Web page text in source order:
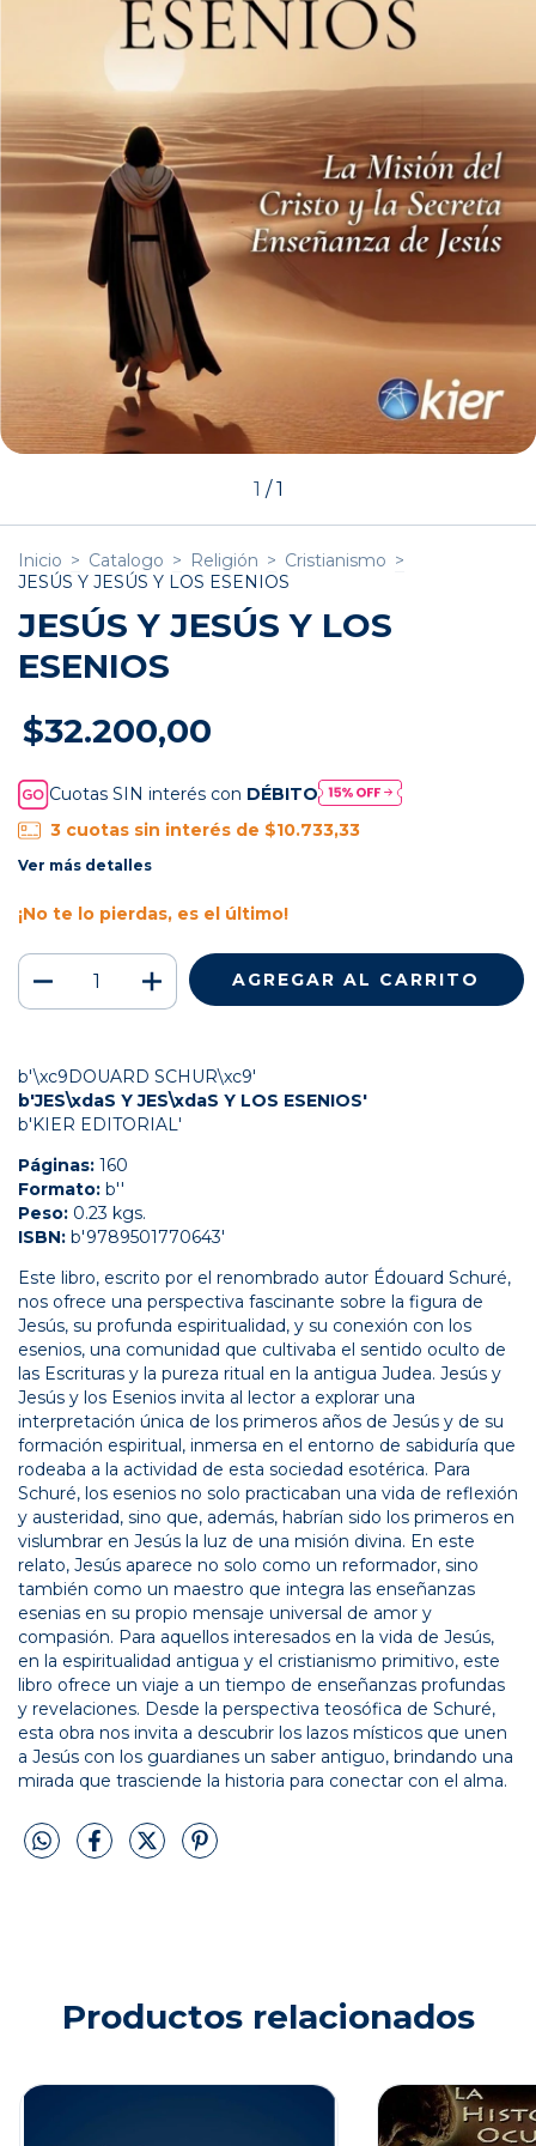
1 /1
Inicio > Catalogo > Religión > Cristianismo >
JESÚS Y JESÚS Y LOS ESENIOS
JESÚS Y JESÚS Y LOS
ESENIOS
$32.200,00
Cuotas SIN interés con DÉBITO
3 cuotas sin interés de $10.733,33
Ver más detalles
¡No te lo pierdas, es el último!
b'\xc9DOUARD SCHUR\xc9'
b'JES\xdaS Y JES\xdaS Y LOS ESENIOS'
b'KIER EDITORIAL'
Páginas: 160
Formato: b''
Peso: 0.23 kgs.
ISBN: b'9789501770643'
Este libro, escrito por el renombrado autor Édouard Schuré,
nos ofrece una perspectiva fascinante sobre la figura de
Jesús, su profunda espiritualidad, y su conexión con los
esenios, una comunidad que cultivaba el sentido oculto de
las Escrituras y la pureza ritual en la antigua Judea. Jesús y
Jesús y los Esenios invita al lector a explorar una
interpretación única de los primeros años de Jesús y de su
formación espiritual, inmersa en el entorno de sabiduría que
rodeaba a la actividad de esta sociedad esotérica. Para
Schuré, los esenios no solo practicaban una vida de reflexión
y austeridad, sino que, además, habrían sido los primeros en
vislumbrar en Jesús la luz de una misión divina. En este
relato, Jesús aparece no solo como un reformador, sino
también como un maestro que integra las enseñanzas
esenias en su propio mensaje universal de amor y
compasión. Para aquellos interesados en la vida de Jesús,
en la espiritualidad antigua y el cristianismo primitivo, este
libro ofrece un viaje a un tiempo de enseñanzas profundas
y revelaciones. Desde la perspectiva teosófica de Schuré,
esta obra nos invita a descubrir los lazos místicos que unen
a Jesús con los guardianes un saber antiguo, brindando una
mirada que trasciende la historia para conectar con el alma.
Productos relacionados